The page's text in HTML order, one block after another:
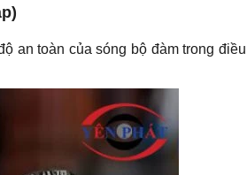
an toàn của sóng bộ đàm trong điều